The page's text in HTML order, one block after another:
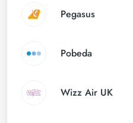
Pegasus
Pobeda
Wizz Air UK